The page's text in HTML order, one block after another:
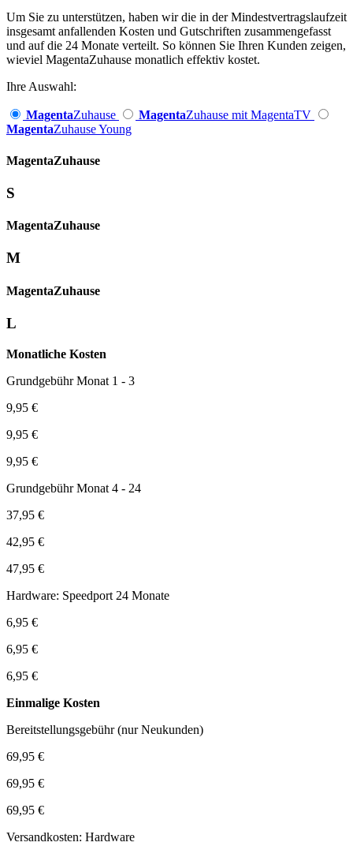
Um Sie zu unterstützen, haben wir die in der Mindestvertragslaufzeit
insgesamt anfallenden Kosten und Gutschriften zusammengefasst
und auf die 24 Monate verteilt. So können Sie Ihren Kunden zeigen,
wieviel MagentaZuhause monatlich effektiv kostet.
Ihre Auswahl:
MagentaZuhause MagentaZuhause mit MagentaTV
MagentaZuhause Young
Magenta­Zuhause
S
Magenta­Zuhause
M
Magenta­Zuhause
L
Monatliche Kosten
Grundgebühr Monat 1 - 3
9,95 €
9,95 €
9,95 €
Grundgebühr Monat 4 - 24
37,95 €
42,95 €
47,95 €
Hardware: Speedport 24 Monate
6,95 €
6,95 €
6,95 €
Einmalige Kosten
Bereitstellungsgebühr (nur Neukunden)
69,95 €
69,95 €
69,95 €
Versandkosten: Hardware